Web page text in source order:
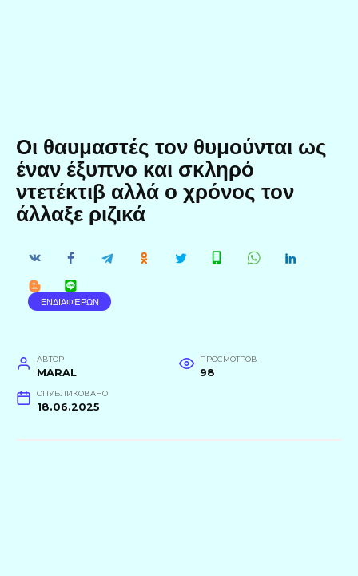
Οι θαυμαστές τον θυμούνται ως
έναν έξυπνο και σκληρό
ντετέκτιβ αλλά ο χρόνος τον
άλλαξε ριζικά
ΕΝΔΙΑΦΈΡΩΝ
АВТОР
MARAL
ПРОСМОТРОВ
98
ОПУБЛИКОВАНО
18.06.2025